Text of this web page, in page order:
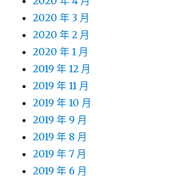
2020 年 3 月
2020 年 2 月
2020 年 1 月
2019 年 12 月
2019 年 11 月
2019 年 10 月
2019 年 9 月
2019 年 8 月
2019 年 7 月
2019 年 6 月